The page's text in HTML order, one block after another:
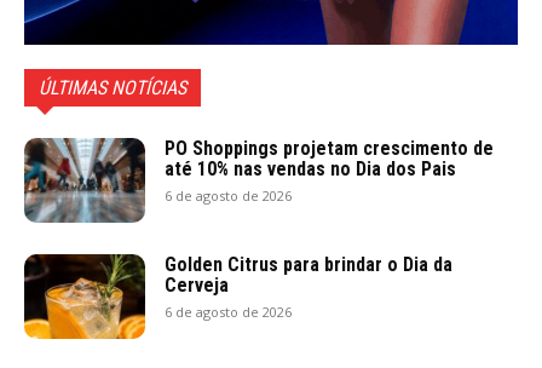
ÚLTIMAS NOTÍCIAS
PO Shoppings projetam crescimento de
até 10% nas vendas no Dia dos Pais
6 de agosto de 2026
Golden Citrus para brindar o Dia da
Cerveja
6 de agosto de 2026